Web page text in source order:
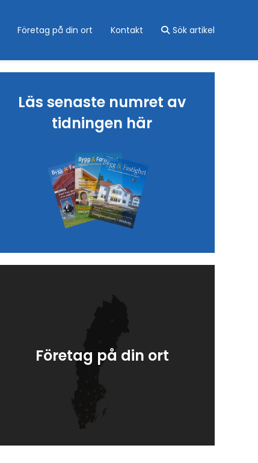
Företag på din ort Kontakt Sök artikel
Läs senaste numret av
tidningen här
Företag på din ort